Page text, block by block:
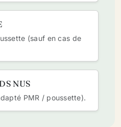
(sauf en cas de
NUS
PMR / poussette).